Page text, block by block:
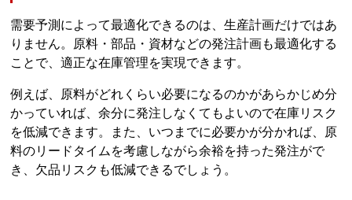
需要予測によって最適化できるのは、生産計画だけではあ
りません。原料・部品・資材などの発注計画も最適化する
ことで、適正な在庫管理を実現できます。
例えば、原料がどれくらい必要になるのかがあらかじめ分
かっていれば、余分に発注しなくてもよいので在庫リスク
を低減できます。また、いつまでに必要かが分かれば、原
料のリードタイムを考慮しながら余裕を持った発注がで
き、欠品リスクも低減できるでしょう。